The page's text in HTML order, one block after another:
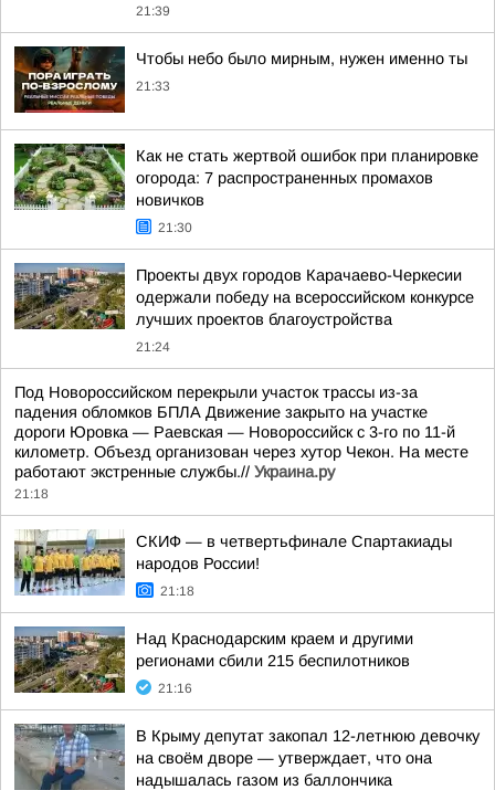
21:39
Чтобы небо было мирным, нужен именно ты
21:33
Как не стать жертвой ошибок при планировке
огорода: 7 распространенных промахов
новичков
21:30
Проекты двух городов Карачаево-Черкесии
одержали победу на всероссийском конкурсе
лучших проектов благоустройства
21:24
Под Новороссийском перекрыли участок трассы из-за
падения обломков БПЛА Движение закрыто на участке
дороги Юровка — Раевская — Новороссийск с 3-го по 11-й
километр. Объезд организован через хутор Чекон. На месте
работают экстренные службы.// Украина.ру
21:18
СКИФ — в четвертьфинале Спартакиады
народов России!
21:18
Над Краснодарским краем и другими
регионами сбили 215 беспилотников
21:16
В Крыму депутат закопал 12-летнюю девочку
на своём дворе — утверждает, что она
надышалась газом из баллончика